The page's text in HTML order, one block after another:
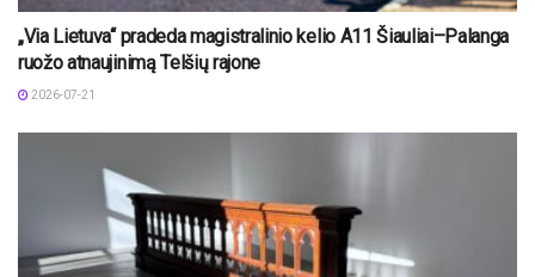
„Via Lietuva“ pradeda magistralinio kelio A11 Šiauliai–Palanga
ruožo atnaujinimą Telšių rajone
2026-07-21